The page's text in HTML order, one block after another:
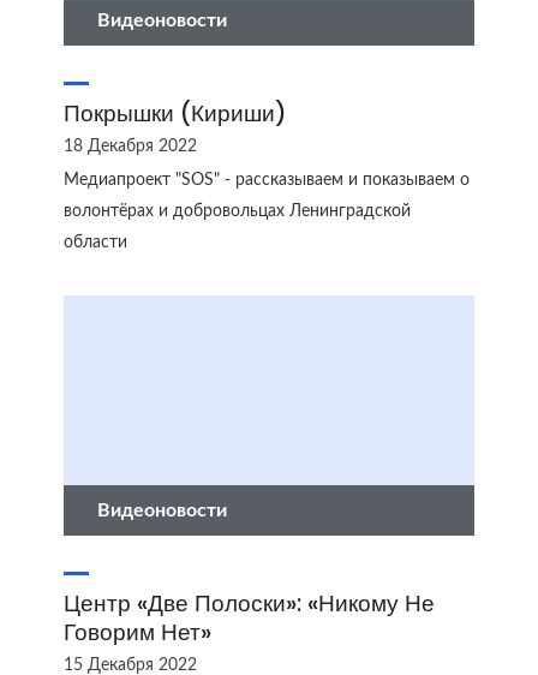
Видеоновости
Покрышки (Кириши)
18 Декабря 2022
Медиапроект "SOS" - рассказываем и показываем о
волонтёрах и добровольцах Ленинградской
области
Видеоновости
Центр «Две Полоски»: «Никому Не
Говорим Нет»
15 Декабря 2022